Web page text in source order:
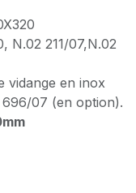
N.02 211/07,N.02
vidange en inox
07 (en option).